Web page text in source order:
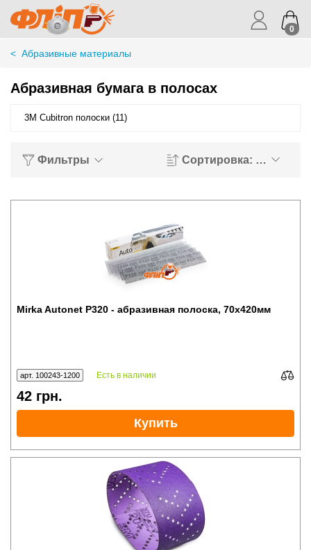
0
< Абразивные материалы
Абразивная бумага в полосах
3M Cubitron полоски (11)
Фильтры Сортировка: Хиты
Mirka Autonet P320 - абразивная полоска, 70x420мм
арт. 100243-1200 Есть в наличии
42 грн.
Купить